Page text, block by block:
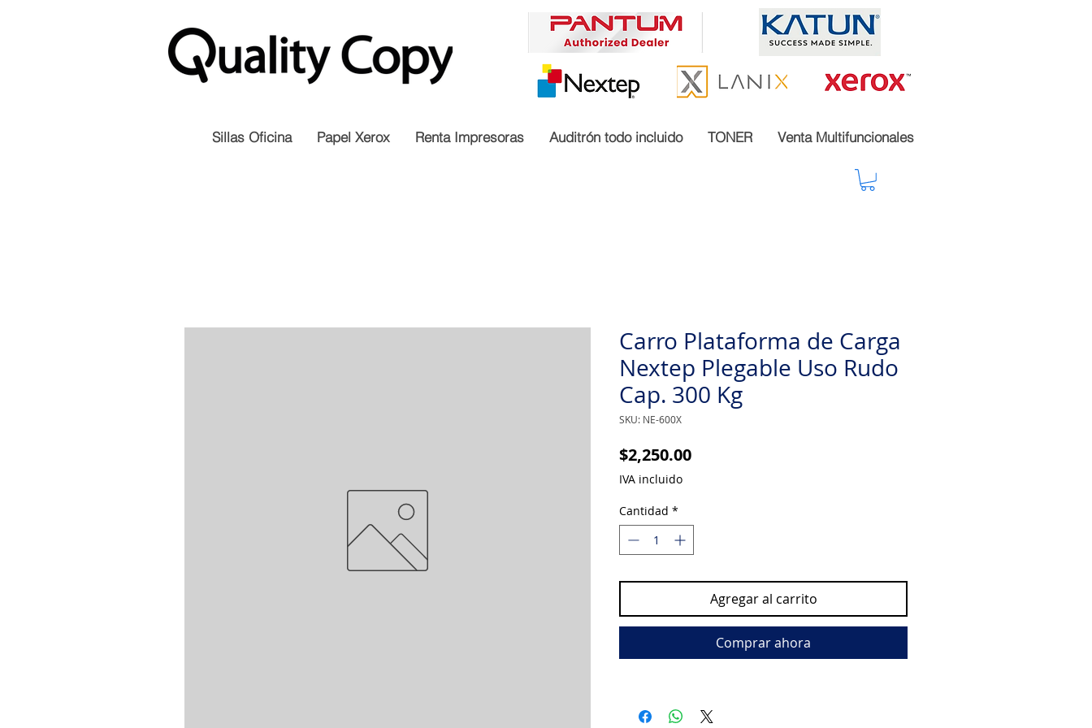
Sillas Oficina Papel Xerox Renta Impresoras Auditrón todo incluido TONER Venta Multifuncionales
Carro Plataforma de Carga
Nextep Plegable Uso Rudo
Cap. 300 Kg
SKU: NE-600X
$2,250.00Precio
IVA incluido
Cantidad *
Agregar al carrito
Comprar ahora